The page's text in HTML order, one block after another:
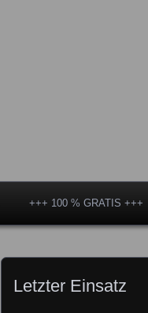
+++ 100 % GRATIS +++
Letzter Einsatz